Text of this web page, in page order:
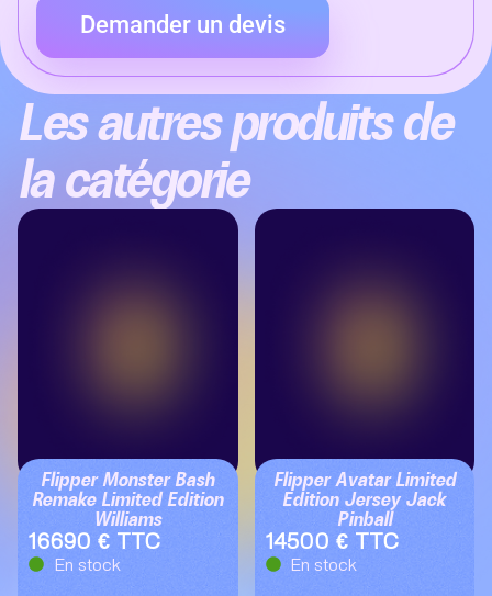
Demander un devis
Les autres produits de
la catégorie
Flipper Monster Bash
Remake Limited Edition
Williams
16690 € TTC
En stock
Flipper Avatar Limited
Edition Jersey Jack
Pinball
14500 € TTC
En stock